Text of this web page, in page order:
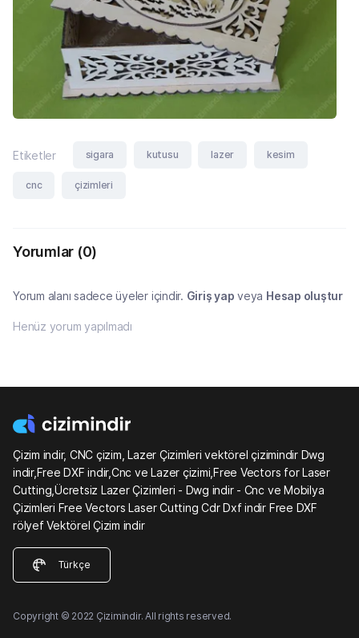
Etiketler sigara kutusu lazer kesim
cnc çizimleri
Yorumlar (0)
Yorum alanı sadece üyeler içindir. Giriş yap veya Hesap oluştur
Henüz yorum yapılmadı
Çizim indir, CNC çizim, Lazer Çizimleri vektörel çizimindir Dwg
indir,Free DXF indir,Cnc ve Lazer çizimi,Free Vectors for Laser
Cutting,Ücretsiz Lazer Çizimleri - Dwg indir - Cnc ve Mobilya
Çizimleri Free Vectors Laser Cutting Cdr Dxf indir Free DXF
rölyef Vektörel Çizim indir
Türkçe
Copyright © 2022 Çizimindir. All rights reserved.